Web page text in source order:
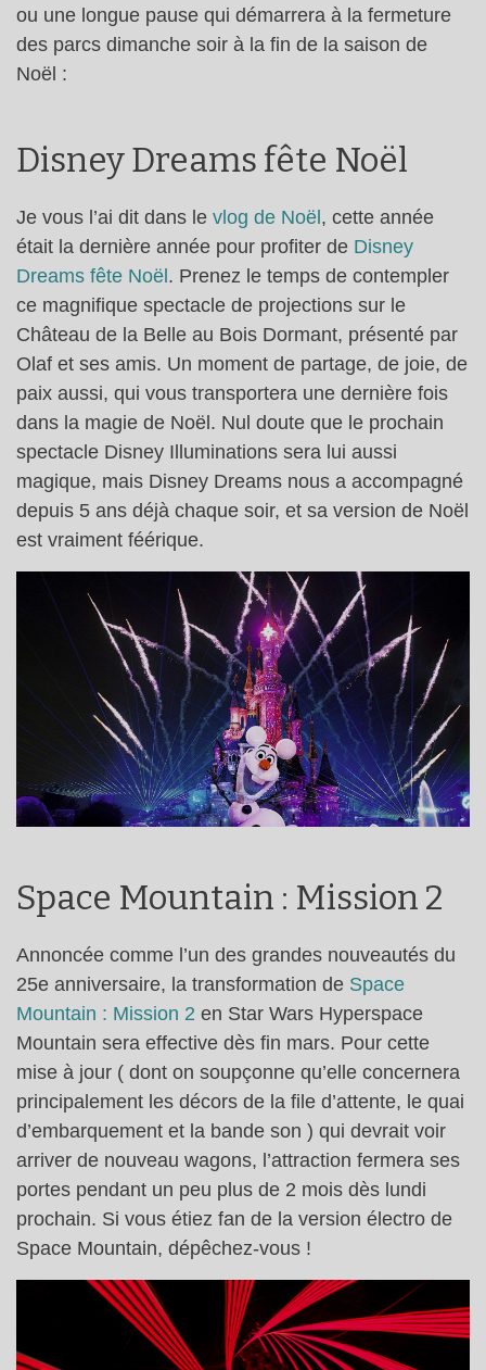
ou une longue pause qui démarrera à la fermeture
des parcs dimanche soir à la fin de la saison de
Noël :
Disney Dreams fête Noël
Je vous l’ai dit dans le vlog de Noël, cette année
était la dernière année pour profiter de Disney
Dreams fête Noël. Prenez le temps de contempler
ce magnifique spectacle de projections sur le
Château de la Belle au Bois Dormant, présenté par
Olaf et ses amis. Un moment de partage, de joie, de
paix aussi, qui vous transportera une dernière fois
dans la magie de Noël. Nul doute que le prochain
spectacle Disney Illuminations sera lui aussi
magique, mais Disney Dreams nous a accompagné
depuis 5 ans déjà chaque soir, et sa version de Noël
est vraiment féérique.
Space Mountain : Mission 2
Annoncée comme l’un des grandes nouveautés du
25e anniversaire, la transformation de Space
Mountain : Mission 2 en Star Wars Hyperspace
Mountain sera effective dès fin mars. Pour cette
mise à jour ( dont on soupçonne qu’elle concernera
principalement les décors de la file d’attente, le quai
d’embarquement et la bande son ) qui devrait voir
arriver de nouveau wagons, l’attraction fermera ses
portes pendant un peu plus de 2 mois dès lundi
prochain. Si vous étiez fan de la version électro de
Space Mountain, dépêchez-vous !